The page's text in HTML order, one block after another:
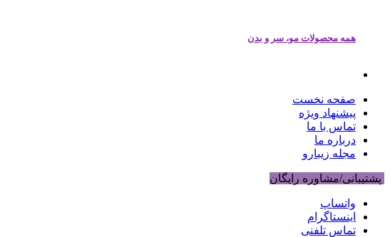
همه محصولات مو، سر و بدن
صفحه نخست
پیشنهاد ویژه
تماس با ما
درباره ما
مجله زیبارو
پشتیبانی/مشاوره رایگان
واتساپ
اینستاگرام
تماس تلفنی